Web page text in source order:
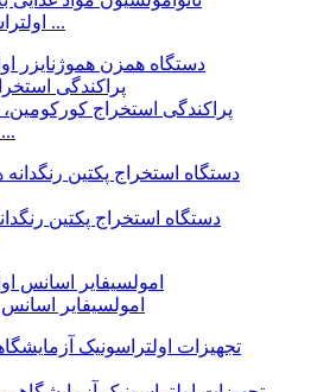
اولتراسونیک همگن ...
پراکندگی استخراج
اولتراسونیک ...
دستگاه استخراج پکتین
امولسیفایر